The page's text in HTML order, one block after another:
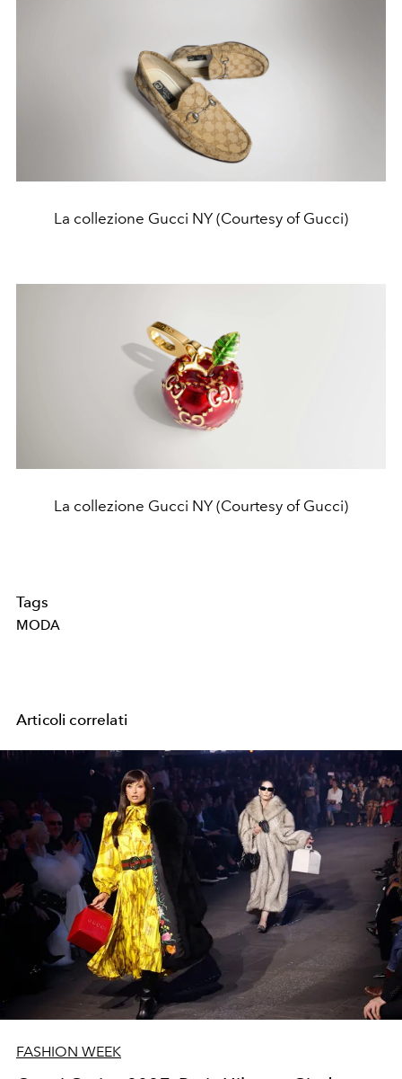
La collezione Gucci NY (Courtesy of Gucci)
La collezione Gucci NY (Courtesy of Gucci)
Tags
MODA
Articoli correlati
FASHION WEEK